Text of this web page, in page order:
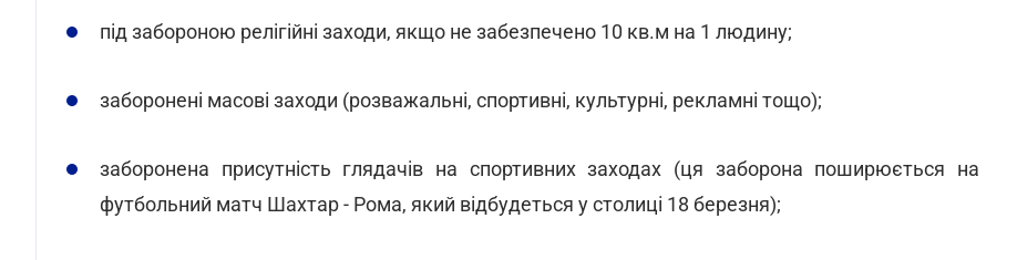
під забороною релігійні заходи, якщо не забезпечено 10 кв.м на 1 людину;
заборонені масові заходи (розважальні, спортивні, культурні, рекламні тощо);
заборонена присутність глядачів на спортивних заходах (ця заборона поширюється на
футбольний матч Шахтар - Рома, який відбудеться у столиці 18 березня);